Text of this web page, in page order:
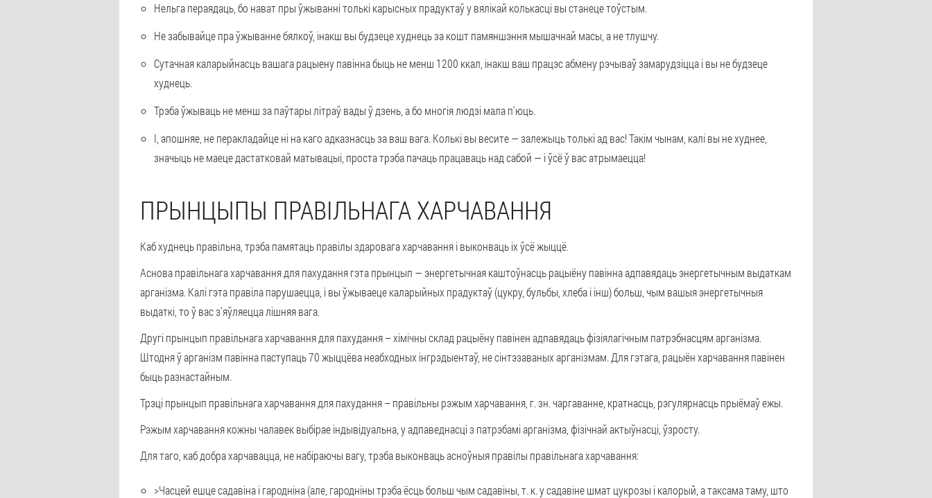
Нельга пераядаць, бо нават пры ўжыванні толькі карысных прадуктаў у вялікай колькасці вы станеце тоўстым.
Не забывайце пра ўжыванне бялкоў, інакш вы будзеце худнець за кошт памяншэння мышачнай масы, а не тлушчу.
Сутачная каларыйнасць вашага рацыену павінна быць не менш 1200 ккал, інакш ваш працэс абмену рэчываў замарудзіцца і вы не будзеце
худнець.
Трэба ўжываць не менш за паўтары літраў вады ў дзень, а бо многія людзі мала п'юць.
І, апошняе, не перакладайце ні на каго адказнасць за ваш вага. Колькі вы весите — залежыць толькі ад вас! Такім чынам, калі вы не худнее,
значыць не маеце дастатковай матывацыі, проста трэба пачаць працаваць над сабой — і ўсё ў вас атрымаецца!
ПРЫНЦЫПЫ ПРАВІЛЬНАГА ХАРЧАВАННЯ
Каб худнець правільна, трэба памятаць правілы здаровага харчавання і выконваць іх ўсё жыццё.
Аснова правільнага харчавання для пахудання гэта прынцып — энергетычная каштоўнасць рацыёну павінна адпавядаць энергетычным выдаткам
арганізма. Калі гэта правіла парушаецца, і вы ўжываеце каларыйных прадуктаў (цукру, бульбы, хлеба і інш) больш, чым вашыя энергетычныя
выдаткі, то ў вас з'яўляецца лішняя вага.
Другі прынцып правільнага харчавання для пахудання – хімічны склад рацыёну павінен адпавядаць фізіялагічным патрэбнасцям арганізма.
Штодня ў арганізм павінна паступаць 70 жыццёва неабходных інгрэдыентаў, не сінтэзаваных арганізмам. Для гэтага, рацыён харчавання павінен
быць разнастайным.
Трэці прынцып правільнага харчавання для пахудання – правільны рэжым харчавання, г. зн. чаргаванне, кратнасць, рэгулярнасць прыёмаў ежы.
Рэжым харчавання кожны чалавек выбірае індывідуальна, у адпаведнасці з патрэбамі арганізма, фізічнай актыўнасці, ўзросту.
Для таго, каб добра харчавацца, не набіраючы вагу, трэба выконваць асноўныя правілы правільнага харчавання:
>Часцей ешце садавіна і гародніна (але, гародніны трэба ёсць больш чым садавіны, т. к. у садавіне шмат цукрозы і калорый, а таксама таму, што